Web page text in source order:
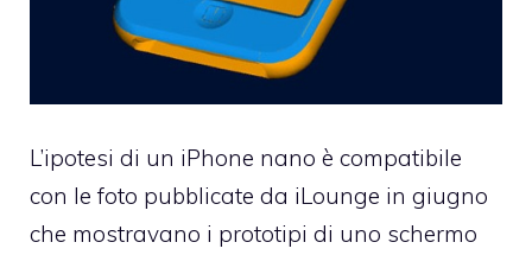
L’ipotesi di un iPhone nano è compatibile
con le foto pubblicate da iLounge in giugno
che mostravano i prototipi di uno schermo